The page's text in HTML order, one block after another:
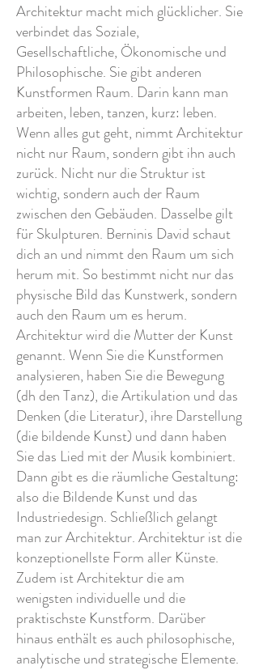
Architektur macht mich glücklicher. Sie
verbindet das Soziale,
Gesellschaftliche, Ökonomische und
Philosophische. Sie gibt anderen
Kunstformen Raum. Darin kann man
arbeiten, leben, tanzen, kurz: leben.
Wenn alles gut geht, nimmt Architektur
nicht nur Raum, sondern gibt ihn auch
zurück. Nicht nur die Struktur ist
wichtig, sondern auch der Raum
zwischen den Gebäuden. Dasselbe gilt
für Skulpturen. Berninis David schaut
dich an und nimmt den Raum um sich
herum mit. So bestimmt nicht nur das
physische Bild das Kunstwerk, sondern
auch den Raum um es herum.
Architektur wird die Mutter der Kunst
genannt. Wenn Sie die Kunstformen
analysieren, haben Sie die Bewegung
(dh den Tanz), die Artikulation und das
Denken (die Literatur), ihre Darstellung
(die bildende Kunst) und dann haben
Sie das Lied mit der Musik kombiniert.
Dann gibt es die räumliche Gestaltung:
also die Bildende Kunst und das
Industriedesign. Schließlich gelangt
man zur Architektur. Architektur ist die
konzeptionellste Form aller Künste.
Zudem ist Architektur die am
wenigsten individuelle und die
praktischste Kunstform. Darüber
hinaus enthält es auch philosophische,
analytische und strategische Elemente.